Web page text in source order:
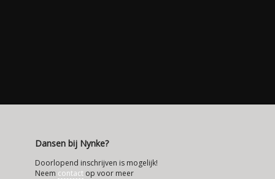
Dansen bij Nynke?
Doorlopend inschrijven is mogelijk!
Neem contact op voor meer